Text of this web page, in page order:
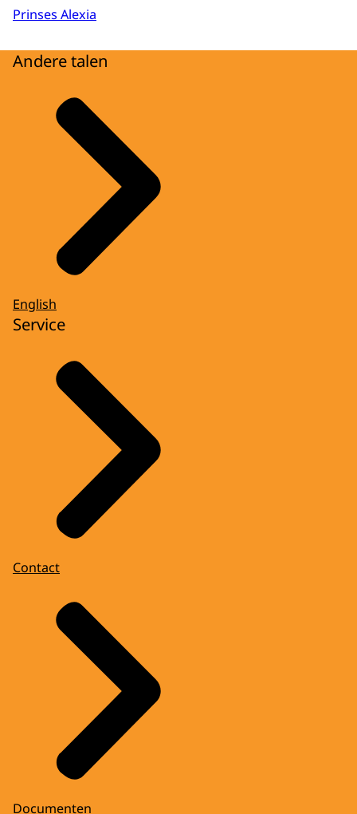
Prinses Alexia
Andere talen
English
Service
Contact
Documenten